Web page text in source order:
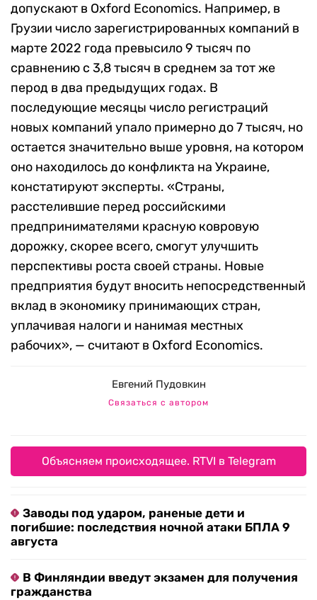
допускают в Oxford Economics. Например, в
Грузии число зарегистрированных компаний в
марте 2022 года превысило 9 тысяч по
сравнению с 3,8 тысяч в среднем за тот же
перод в два предыдущих годах. В
последующие месяцы число регистраций
новых компаний упало примерно до 7 тысяч, но
остается значительно выше уровня, на котором
оно находилось до конфликта на Украине,
констатируют эксперты. «Страны,
расстелившие перед российскими
предпринимателями красную ковровую
дорожку, скорее всего, смогут улучшить
перспективы роста своей страны. Новые
предприятия будут вносить непосредственный
вклад в экономику принимающих стран,
уплачивая налоги и нанимая местных
рабочих», — считают в Oxford Economics.
Евгений Пудовкин
Связаться с автором
Объясняем происходящее. RTVI в Telegram
Заводы под ударом, раненые дети и
погибшие: последствия ночной атаки БПЛА 9
августа
В Финляндии введут экзамен для получения
гражданства